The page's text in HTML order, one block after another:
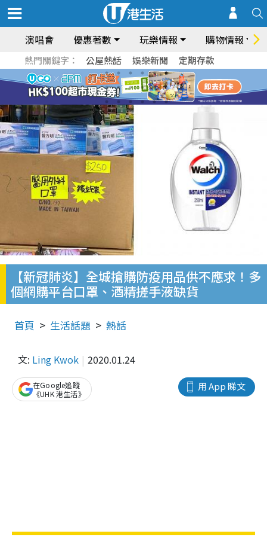
演唱會 優惠著數 玩樂情報 購物情報
熱門關鍵字： 公屋熱話 娛樂新聞 定期存款
【新冠肺炎】全城搶購防疫用品供不應求！多
個網購平台口罩、酒精搓手液缺貨
首頁 生活話題 熱話
文: Ling Kwok 2020.01.24
用 App 睇文
在Google追蹤
《UHK 港生活》